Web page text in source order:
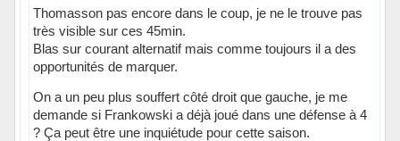
Thomasson pas encore dans le coup, je ne le trouve pas
très visible sur ces 45min.
Blas sur courant alternatif mais comme toujours il a des
opportunités de marquer.
On a un peu plus souffert côté droit que gauche, je me
demande si Frankowski a déjà joué dans une défense à 4
? Ça peut être une inquiétude pour cette saison.